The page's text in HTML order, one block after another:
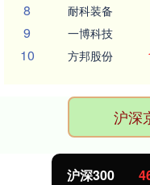
8 耐科装备
9 一博科技
10 方邦股份
沪深
沪深300